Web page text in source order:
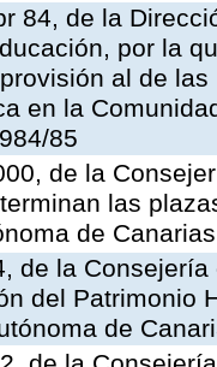
84, de la
por la
al de
en la
85
de la
las
de Canarias
de la
del Patrimonio
de